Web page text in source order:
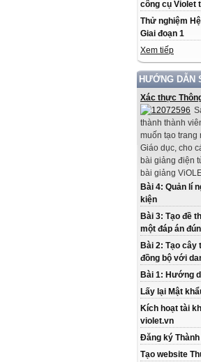
công cụ Violet
Thử nghiệm
Giai đoạn 1
Xem tiếp
HƯỚNG DẪN
Xác thực
thành thành
muốn tạo trang
Giáo dục, cho
bài giảng điện
bài giảng
Bài 4: Quản lí
kiện
Bài 3: Tạo đề
một đáp án
Bài 2: Tạo
đồng bộ với
Bài 1: Hướng
Lấy lại Mật
Kích hoạt tài
violet.vn
Đăng ký
Tạo website